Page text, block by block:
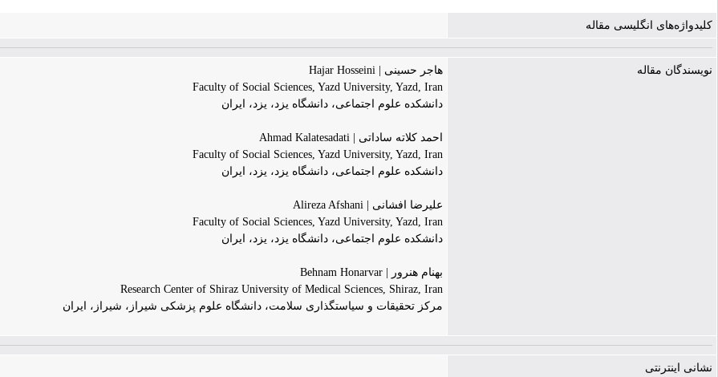
کلیدواژه‌های انگلیسی مقاله
نویسندگان مقاله
هاجر حسینی | Hajar Hosseini
Faculty of Social Sciences, Yazd University, Yazd, Iran
دانشکده علوم اجتماعی، دانشگاه یزد، یزد، ایران
احمد کلاته ساداتی | Ahmad Kalatesadati
Faculty of Social Sciences, Yazd University, Yazd, Iran
دانشکده علوم اجتماعی، دانشگاه یزد، یزد، ایران
علیرضا افشانی | Alireza Afshani
Faculty of Social Sciences, Yazd University, Yazd, Iran
دانشکده علوم اجتماعی، دانشگاه یزد، یزد، ایران
بهنام هنرور | Behnam Honarvar
Research Center of Shiraz University of Medical Sciences, Shiraz, Iran
مرکز تحقیقات و سیاستگذاری سلامت، دانشگاه علوم پزشکی شیراز، شیراز، ایران
نشانی اینترنتی